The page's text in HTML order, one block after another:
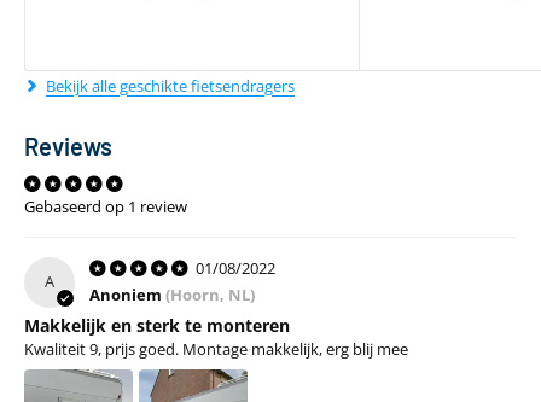
Bekijk alle geschikte fietsendragers
Reviews
Gebaseerd op 1 review
A
01/08/2022
Anoniem (Hoorn, NL)
Makkelijk en sterk te monteren
Kwaliteit 9, prijs goed. Montage makkelijk, erg blij mee